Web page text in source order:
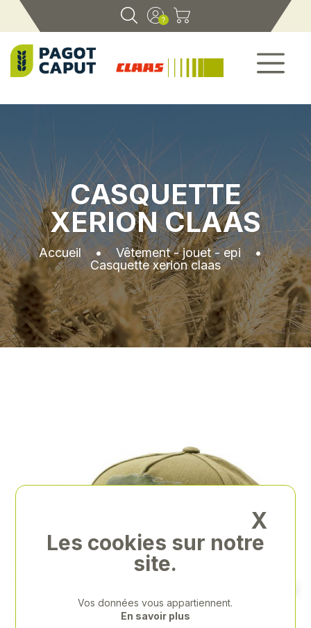
CASQUETTE
XERION CLAAS
Accueil • Vêtement - jouet - epi•
Casquette xerion claas
X
Les cookies sur notre
site.
Vos données vous appartiennent.
En savoir plus